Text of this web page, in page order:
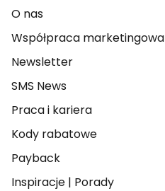
O nas
Współpraca marketingowa
Newsletter
SMS News
Praca i kariera
Kody rabatowe
Payback
Inspiracje | Porady